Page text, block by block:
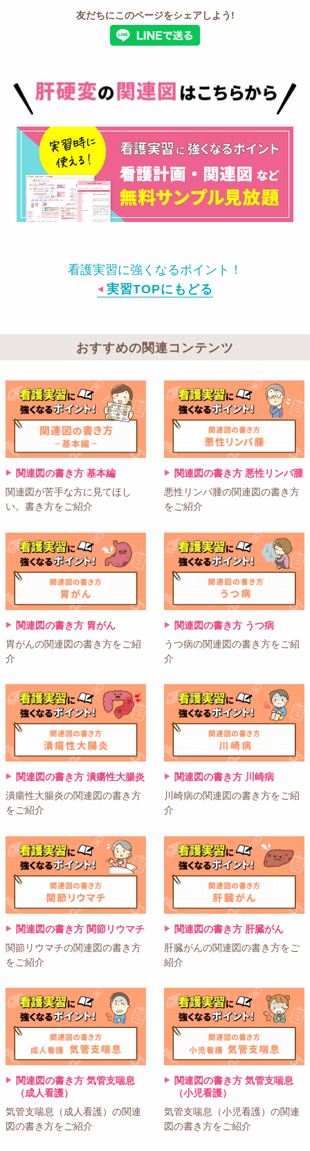
友だちにこのページをシェアしよう!
看護実習に強くなるポイント！
実習TOPにもどる
おすすめの関連コンテンツ
関連図の書き方 基本編
関連図が苦手な方に見てほし
い。書き方をご紹介
関連図の書き方 悪性リンパ腫
悪性リンパ腫の関連図の書き方
をご紹介
関連図の書き方 胃がん
胃がんの関連図の書き方をご紹
介
関連図の書き方 うつ病
うつ病の関連図の書き方をご紹
介
関連図の書き方 潰瘍性大腸炎
潰瘍性大腸炎の関連図の書き方
をご紹介
関連図の書き方 川崎病
川崎病の関連図の書き方をご紹
介
関連図の書き方 関節リウマチ
関節リウマチの関連図の書き方
をご紹介
関連図の書き方 肝臓がん
肝臓がんの関連図の書き方をご
紹介
関連図の書き方 気管支喘息
（成人看護）
気管支喘息（成人看護）の関連
図の書き方をご紹介
関連図の書き方 気管支喘息
（小児看護）
気管支喘息（小児看護）の関連
図の書き方をご紹介